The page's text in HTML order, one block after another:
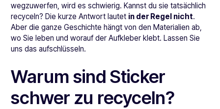
wegzuwerfen, wird es schwierig. Kannst du sie tatsächlich
recyceln? Die kurze Antwort lautet in der Regel nicht.
Aber die ganze Geschichte hängt von den Materialien ab,
wo Sie leben und worauf der Aufkleber klebt. Lassen Sie
uns das aufschlüsseln.
Warum sind Sticker
schwer zu recyceln?